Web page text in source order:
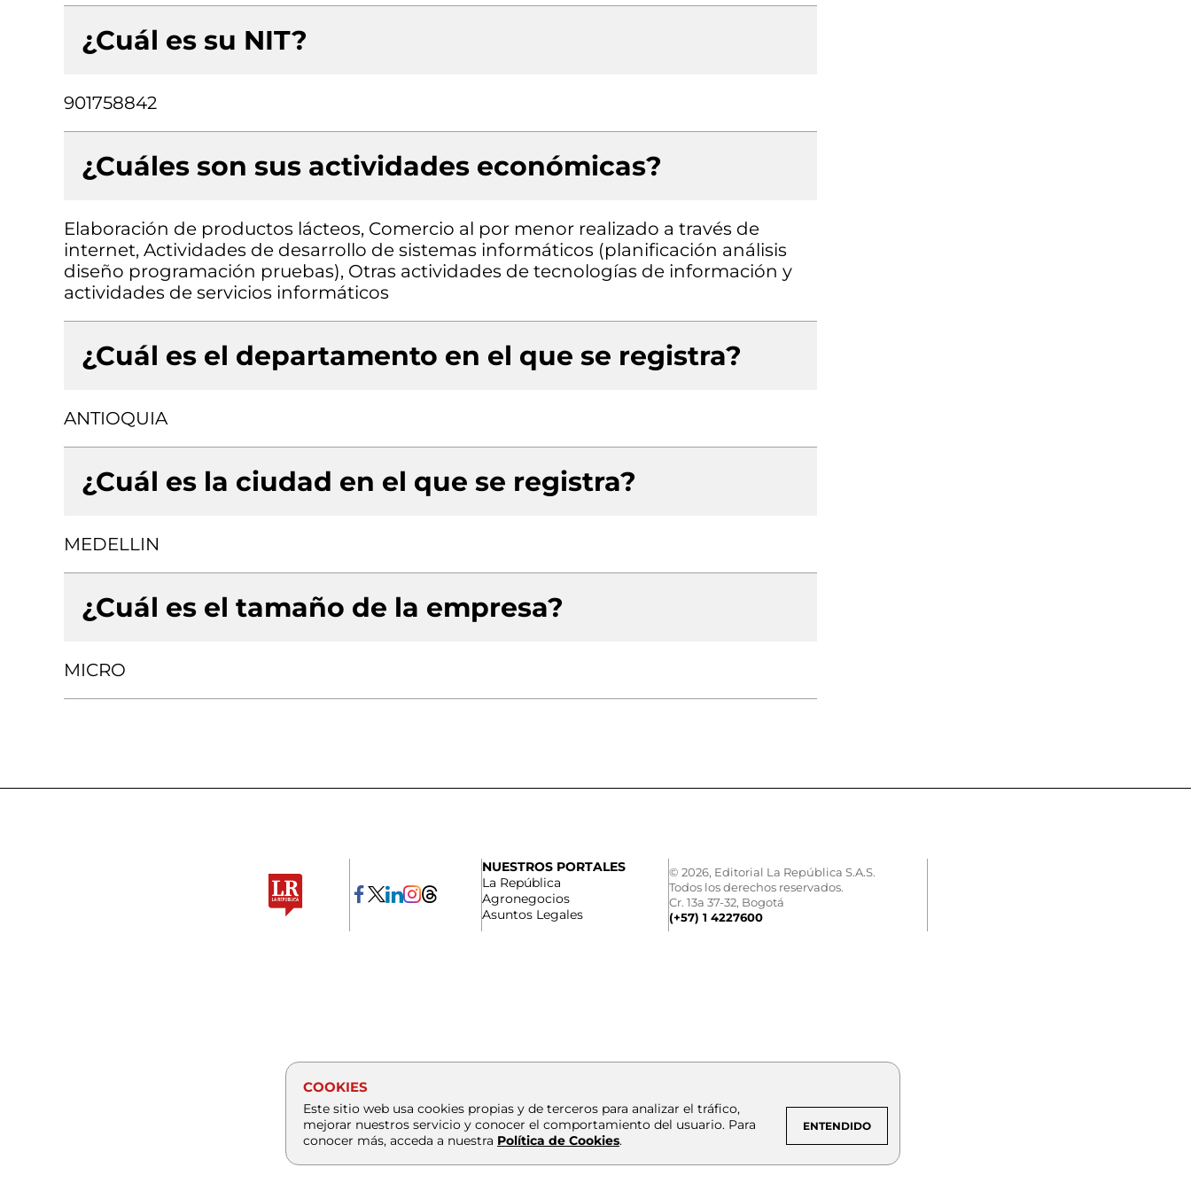
¿Cuál es su NIT?
901758842
¿Cuáles son sus actividades económicas?
Elaboración de productos lácteos, Comercio al por menor realizado a través de
internet, Actividades de desarrollo de sistemas informáticos (planificación análisis
diseño programación pruebas), Otras actividades de tecnologías de información y
actividades de servicios informáticos
¿Cuál es el departamento en el que se registra?
ANTIOQUIA
¿Cuál es la ciudad en el que se registra?
MEDELLIN
¿Cuál es el tamaño de la empresa?
MICRO
NUESTROS PORTALES
La República
Agronegocios
Asuntos Legales
© 2026, Editorial La República S.A.S.
Todos los derechos reservados.
Cr. 13a 37-32, Bogotá
(+57) 1 4227600
COOKIES
Este sitio web usa cookies propias y de terceros para analizar el tráfico,
mejorar nuestros servicio y conocer el comportamiento del usuario. Para
conocer más, acceda a nuestra Política de Cookies.
ENTENDIDO